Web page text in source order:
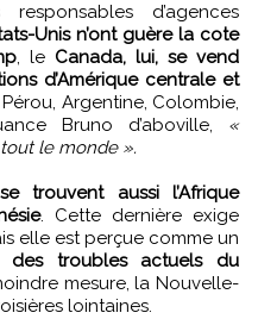
d’agences
Unis n’ont guère la cote
, le Canada, lui, se vend
d’Amérique centrale et
Argentine, Colombie,
Bruno d’aboville, «
le monde ».
trouvent aussi l’Afrique
. Cette dernière exige
elle est perçue comme un
des troubles actuels du
mesure, la Nouvelle-
lointaines.